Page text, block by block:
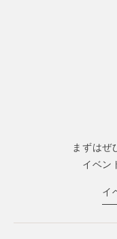
まずはぜ
イベン
イ